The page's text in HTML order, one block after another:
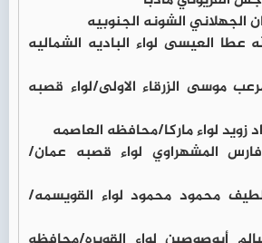
عطا العيسى لواء الباديه الشماليه
موسى الزرقاء الاولى/لواء قصبه
فارس المشهراوي لواء قصبه عمان/
محمود محمود لواء القويسمه/